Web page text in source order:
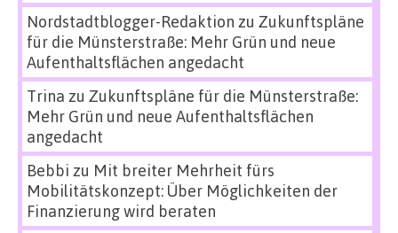
Nordstadtblogger-Redaktion zu Zukunftspläne
für die Münsterstraße: Mehr Grün und neue
Aufenthaltsflächen angedacht
Trina zu Zukunftspläne für die Münsterstraße:
Mehr Grün und neue Aufenthaltsflächen
angedacht
Bebbi zu Mit breiter Mehrheit fürs
Mobilitätskonzept: Über Möglichkeiten der
Finanzierung wird beraten